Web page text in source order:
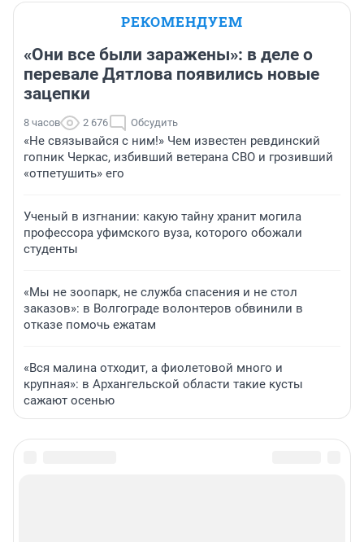
РЕКОМЕНДУЕМ
«Они все были заражены»: в деле о
перевале Дятлова появились новые
зацепки
8 часов 2 676 Обсудить
«Не связывайся с ним!» Чем известен ревдинский
гопник Черкас, избивший ветерана СВО и грозивший
«отпетушить» его
Ученый в изгнании: какую тайну хранит могила
профессора уфимского вуза, которого обожали
студенты
«Мы не зоопарк, не служба спасения и не стол
заказов»: в Волгограде волонтеров обвинили в
отказе помочь ежатам
«Вся малина отходит, а фиолетовой много и
крупная»: в Архангельской области такие кусты
сажают осенью